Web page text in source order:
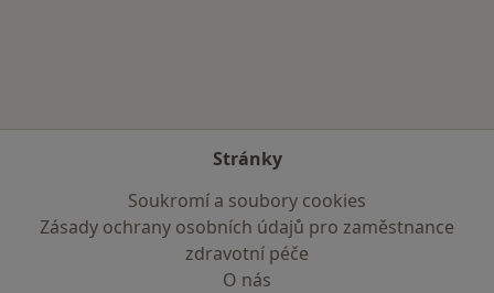
Stránky
Soukromí a soubory cookies
Zásady ochrany osobních údajů pro zaměstnance
zdravotní péče
O nás